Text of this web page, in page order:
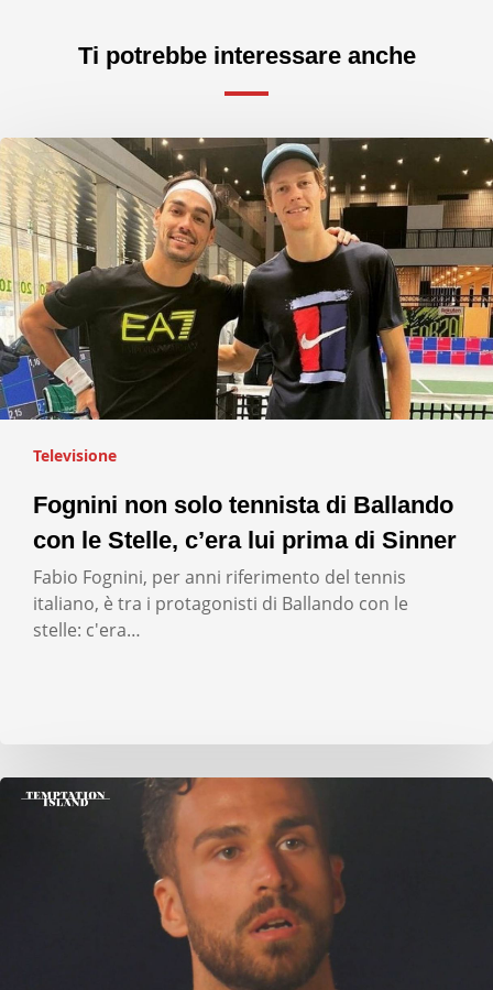
Ti potrebbe interessare anche
Televisione
Fognini non solo tennista di Ballando
con le Stelle, c’era lui prima di Sinner
Fabio Fognini, per anni riferimento del tennis
italiano, è tra i protagonisti di Ballando con le
stelle: c'era…